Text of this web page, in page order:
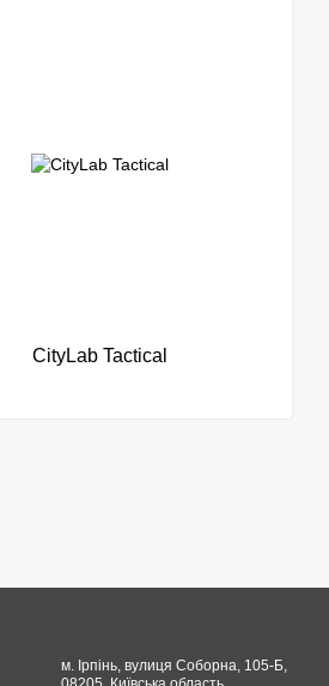
CityLab Tactical
м. Ірпінь, вулиця Соборна, 105-Б,